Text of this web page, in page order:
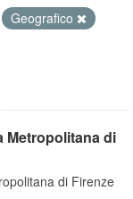
Geografico
Metropolitana di
di Firenze